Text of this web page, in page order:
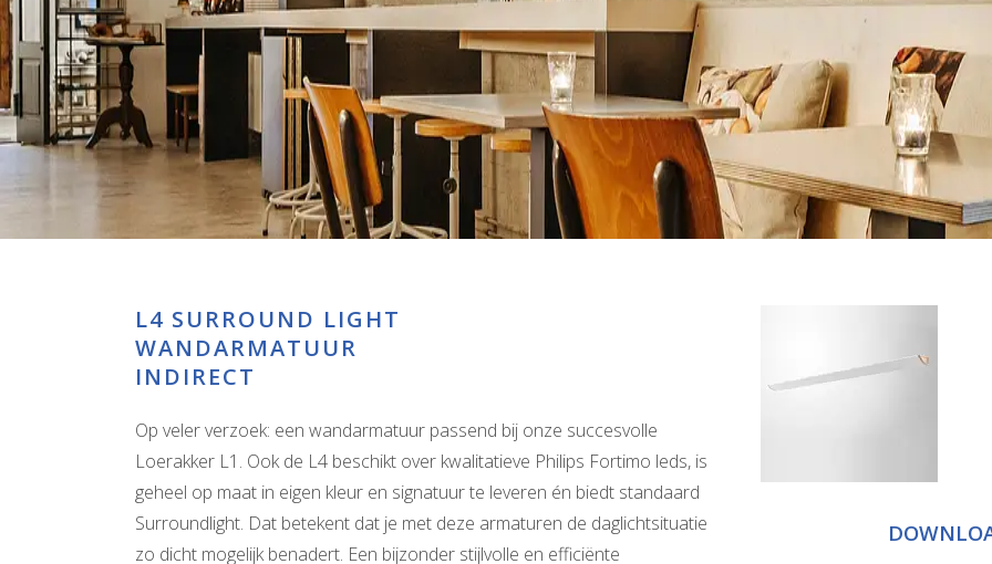
L4 SURROUND LIGHT
WANDARMATUUR
INDIRECT
Op veler verzoek: een wandarmatuur passend bij onze succesvolle
Loerakker L1. Ook de L4 beschikt over kwalitatieve Philips Fortimo leds, is
geheel op maat in eigen kleur en signatuur te leveren én biedt standaard
Surroundlight. Dat betekent dat je met deze armaturen de daglichtsituatie
zo dicht mogelijk benadert. Een bijzonder stijlvolle en efficiënte